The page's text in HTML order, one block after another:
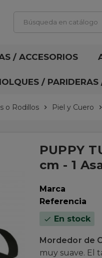
/ ACCESORIOS
/ PARIDERAS
o Rodillos chevron_right Piel y Cuero chevron_right
PUPPY
cm - 1
Marca
Referencia
check En stock
Mordedor de
muy suave. El